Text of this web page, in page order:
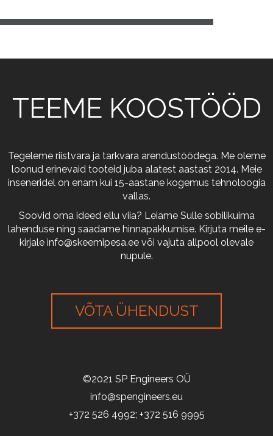
TEEME KOOSTÖÖD
Tegeleme riistvara ja tarkvara arendustöödega. Me oleme
loonud erinevaid tooteid juba alatest aastast 2014. Meie
inseneridel on enam kui 15-aastane kogemus tehnoloogia
vallas.
Soovid oma ideed ellu viia? Leiame Sulle sobilikuima
lahenduse ning saadame hinnapakkumise. Kirjuta meile e-
kirjale info@skeemipesa.ee või vajuta allpool olevale
nupule.
VÕTA ÜHENDUST
©2021 SP Engineers OÜ
info@spengineers.eu
+372 526 4992; +372 516 9995